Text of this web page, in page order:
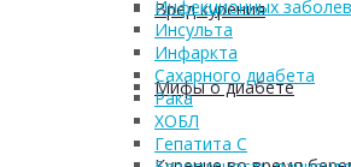
Вред курения
Мифы о диабете
Инфекционных
Инсульта
Инфаркта
Сахарного диабета
Рака
ХОБЛ
Гепатита С